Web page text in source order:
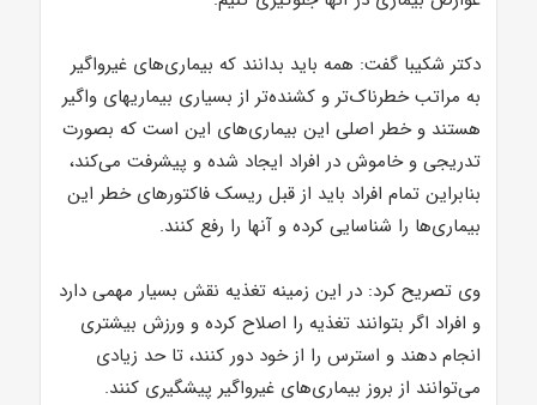
دکتر شکیبا گفت: همه باید بدانند که بیماری‌های غیرواگیر
به مراتب خطرناک‌تر و کشنده‌تر از بسیاری بیماریهای واگیر
هستند و خطر اصلی این بیماری‌های این است که بصورت
تدریجی و خاموش در افراد ایجاد شده و پیشرفت می‌کند،
بنابراین تمام افراد باید از قبل ریسک فاکتورهای خطر این
بیماری‌ها را شناسایی کرده و آنها را رفع کنند.
وی تصریح کرد: در این زمینه تغذیه نقش بسیار مهمی دارد
و افراد اگر بتوانند تغذیه را اصلاح کرده و ورزش بیشتری
انجام دهند و استرس را از خود دور کنند، تا حد زیادی
می‌توانند از بروز بیماری‌های غیرواگیر پیشگیری کنند.